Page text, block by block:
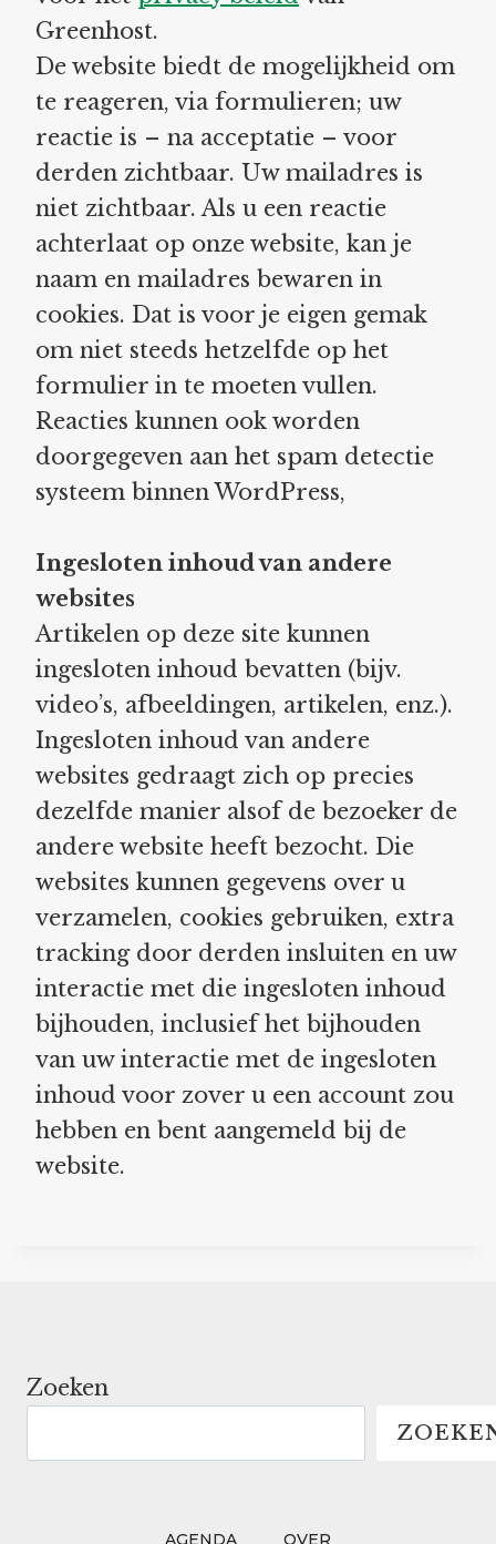
Greenhost.
De website biedt de mogelijkheid om
te reageren, via formulieren; uw
reactie is – na acceptatie – voor
derden zichtbaar. Uw mailadres is
niet zichtbaar. Als u een reactie
achterlaat op onze website, kan je
naam en mailadres bewaren in
cookies. Dat is voor je eigen gemak
om niet steeds hetzelfde op het
formulier in te moeten vullen.
Reacties kunnen ook worden
doorgegeven aan het spam detectie
systeem binnen WordPress,
Ingesloten inhoud van andere
websites
Artikelen op deze site kunnen
ingesloten inhoud bevatten (bijv.
video’s, afbeeldingen, artikelen, enz.).
Ingesloten inhoud van andere
websites gedraagt zich op precies
dezelfde manier alsof de bezoeker de
andere website heeft bezocht. Die
websites kunnen gegevens over u
verzamelen, cookies gebruiken, extra
tracking door derden insluiten en uw
interactie met die ingesloten inhoud
bijhouden, inclusief het bijhouden
van uw interactie met de ingesloten
inhoud voor zover u een account zou
hebben en bent aangemeld bij de
website.
Zoeken
AGENDA OVER